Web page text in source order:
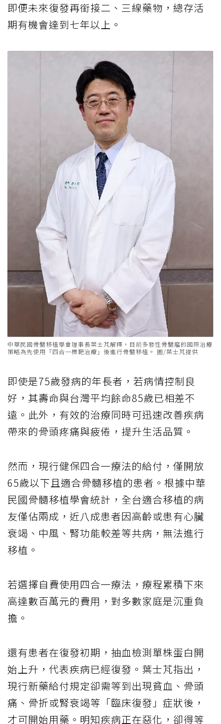
即便未來復發再銜接二、三線藥物，總存活
期有機會達到七年以上。
中華民國骨髓移植學會理事長葉士芃解釋，目前多發性骨髓瘤的國際治療
策略為先使用「四合一標靶治療」後進行骨髓移植。 圖/葉士芃提供
即使是75歲發病的年長者，若病情控制良
好，其壽命與台灣平均餘命85歲已相差不
遠。此外，有效的治療同時可迅速改善疾病
帶來的骨頭疼痛與疲倦，提升生活品質。
然而，現行健保四合一療法的給付，僅開放
65歲以下且適合骨髓移植的患者。根據中華
民國骨髓移植學會統計，全台適合移植的病
友僅佔兩成，近八成患者因高齡或患有心臟
衰竭、中風、腎功能較差等共病，無法進行
移植。
若選擇自費使用四合一療法，療程累積下來
高達數百萬元的費用，對多數家庭是沉重負
擔。
還有患者在復發初期，抽血檢測單株蛋白開
始上升，代表疾病已經復發。葉士芃指出，
現行新藥給付規定卻需等到出現貧血、骨頭
痛、骨折或腎衰竭等「臨床復發」症狀後，
才可開始用藥。明知疾病正在惡化，卻得等